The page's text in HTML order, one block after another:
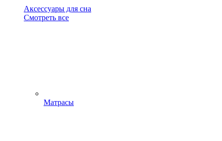
Аксессуары для сна
Смотреть все
Матрасы